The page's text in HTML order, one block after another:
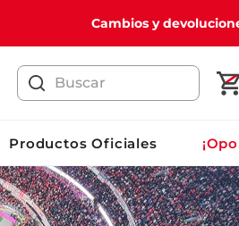
Cambios y
Buscar
Productos Oficiales